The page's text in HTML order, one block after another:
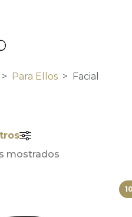
Para Ellos Facial
mostrados